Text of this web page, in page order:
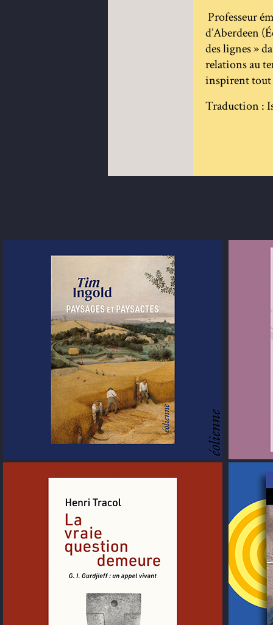
Professeur
d’Aberdeen
des lignes »
relations au
inspirent tout
Traduction :